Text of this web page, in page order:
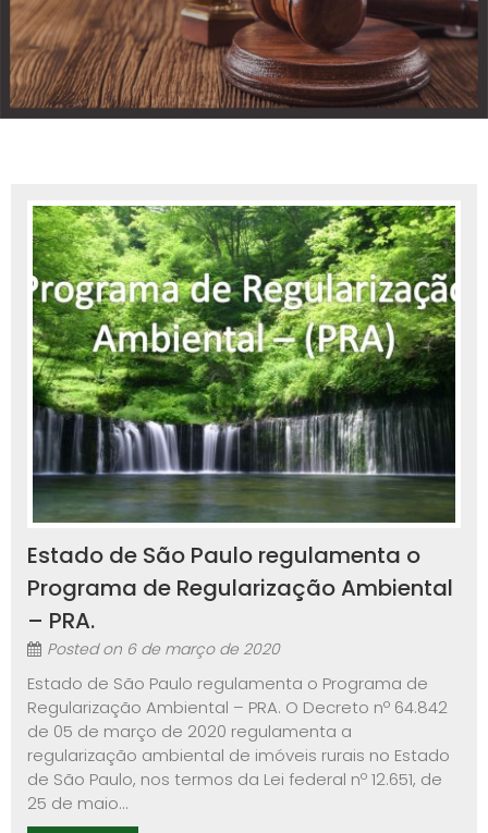
Estado de São Paulo regulamenta o
Programa de Regularização Ambiental
– PRA.
Posted on 6 de março de 2020
Estado de São Paulo regulamenta o Programa de
Regularização Ambiental – PRA. O Decreto nº 64.842
de 05 de março de 2020 regulamenta a
regularização ambiental de imóveis rurais no Estado
de São Paulo, nos termos da Lei federal nº 12.651, de
25 de maio...